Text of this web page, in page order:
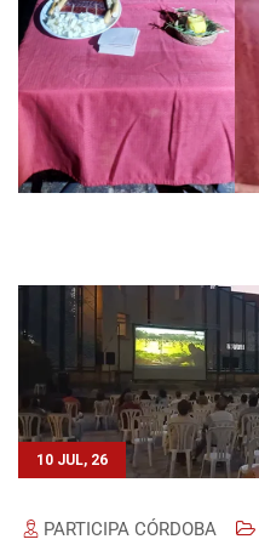
10 JUL, 26
PARTICIPA CÓRDOBA